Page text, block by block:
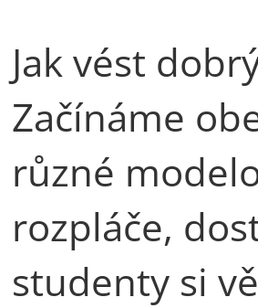
Jak vést
Začínáme
různé
rozpláče,
studenty si